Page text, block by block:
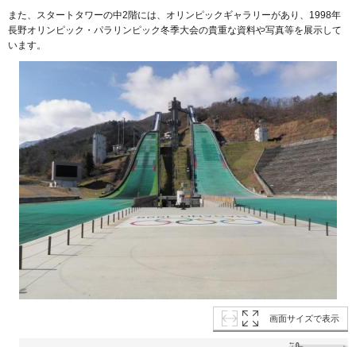
また、スタートタワーの中2階には、オリンピックギャラリーがあり、1998年
長野オリンピック・パラリンピック冬季大会の貴重な資料や写真等を展示して
います。
画面サイズで表示